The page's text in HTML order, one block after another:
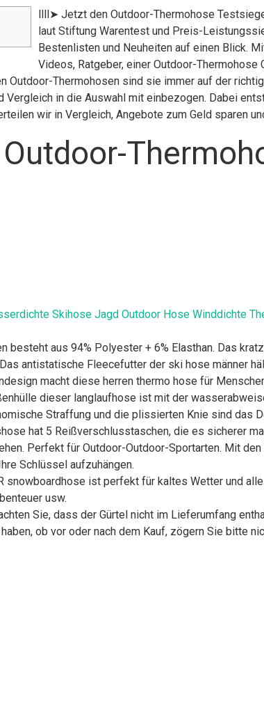
llll➤ Jetzt den Outdoor-Thermohose
laut Stiftung Warentest und Preis-
Bestenlisten und Neuheiten auf einen Blick.
Videos, Ratgeber, einer Outdoor-
Outdoor-Thermohosen sind sie immer auf der
Vergleich in die Auswahl mit einbezogen. Dabei
wir in Vergleich, Angebote zum Geld sparen
Outdoor-
Skihose Jagd Outdoor Hose Winddichte
besteht aus 94% Polyester + 6% Elasthan. Das
antistatische Fleecefutter der ski hose männer
macht diese herren thermo hose für
dieser langlaufhose ist mit der
Straffung und die plissierten Knie sind das
hat 5 Reißverschlusstaschen, die es sicherer
Perfekt für Outdoor-Outdoor-Sportarten. Mit
Schlüssel aufzuhängen.
snowboardhose ist perfekt für kaltes Wetter und
usw.
Sie, dass der Gürtel nicht im Lieferumfang
ob vor oder nach dem Kauf, zögern Sie bitte